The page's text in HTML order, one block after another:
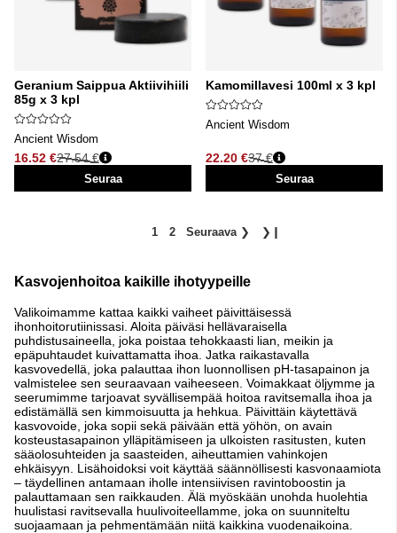
Geranium Saippua Aktiivihiili
85g x 3 kpl
Ancient Wisdom
16.52 €
Normaali hinta
27.54 €
Seuraa
Kamomillavesi 100ml x 3 kpl
Ancient Wisdom
22.20 €
Normaali hinta
37 €
Seuraa
1 2 Seuraava ❯ ❯❙
Kasvojenhoitoa kaikille ihotyypeille
Valikoimamme kattaa kaikki vaiheet päivittäisessä
ihonhoitorutiinissasi. Aloita päiväsi hellävaraisella
puhdistusaineella, joka poistaa tehokkaasti lian, meikin ja
epäpuhtaudet kuivattamatta ihoa. Jatka raikastavalla
kasvovedellä, joka palauttaa ihon luonnollisen pH-tasapainon ja
valmistelee sen seuraavaan vaiheeseen. Voimakkaat öljymme ja
seerumimme tarjoavat syvällisempää hoitoa ravitsemalla ihoa ja
edistämällä sen kimmoisuutta ja hehkua. Päivittäin käytettävä
kasvovoide, joka sopii sekä päivään että yöhön, on avain
kosteustasapainon ylläpitämiseen ja ulkoisten rasitusten, kuten
sääolosuhteiden ja saasteiden, aiheuttamien vahinkojen
ehkäisyyn. Lisähoidoksi voit käyttää säännöllisesti kasvonaamiota
– täydellinen antamaan iholle intensiivisen ravintoboostin ja
palauttamaan sen raikkauden. Älä myöskään unohda huolehtia
huulistasi ravitsevalla huulivoiteellamme, joka on suunniteltu
suojaamaan ja pehmentämään niitä kaikkina vuodenaikoina.